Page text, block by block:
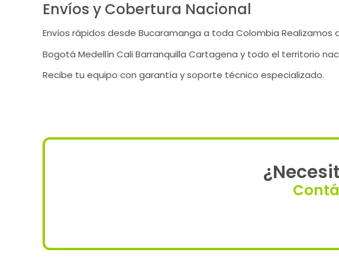
Envíos y Cobertura Nacional
Envíos rápidos desde Bucaramanga a toda Colombia
Bogotá Medellín Cali Barranquilla Cartagena y todo el territorio
Recibe tu equipo con garantía y soporte técnico especializado.